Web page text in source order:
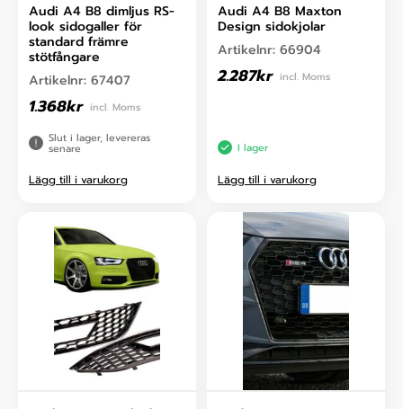
Audi A4 B8 dimljus RS-
look sidogaller för
standard främre
stötfångare
Artikelnr: 67407
1.368kr incl. Moms
Slut i lager, levereras
senare
Lägg till i varukorg
Audi A4 B8 Maxton
Design sidokjolar
Artikelnr: 66904
2.287kr incl. Moms
I lager
Lägg till i varukorg